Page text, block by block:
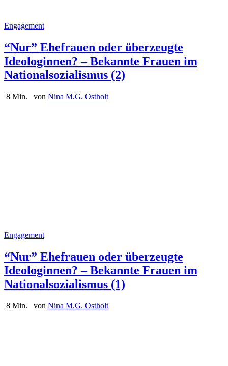
Engagement
“Nur” Ehefrauen oder überzeugte
Ideologinnen? – Bekannte Frauen im
Nationalsozialismus (2)
8 Min. von Nina M.G. Ostholt
Engagement
“Nur” Ehefrauen oder überzeugte
Ideologinnen? – Bekannte Frauen im
Nationalsozialismus (1)
8 Min. von Nina M.G. Ostholt